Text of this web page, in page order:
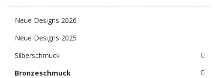
Neue Designs 2026
Neue Designs 2025
Silberschmuck
Bronzeschmuck